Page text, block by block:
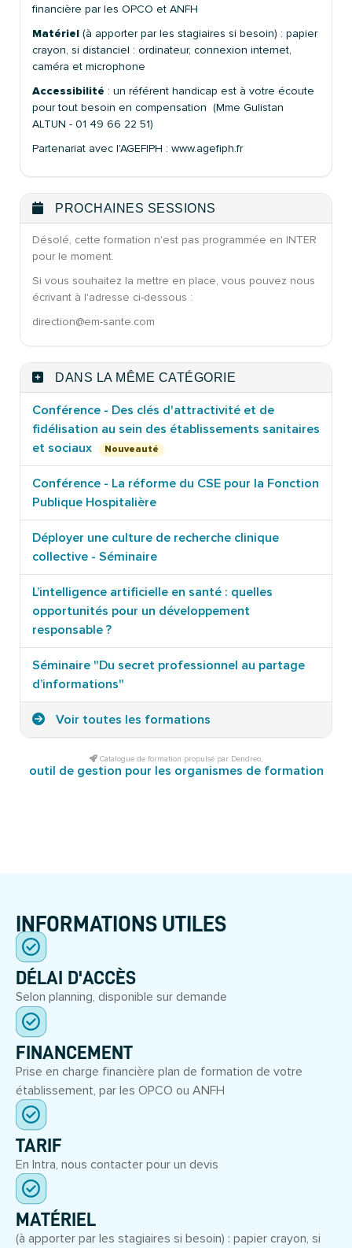
financière par les OPCO et ANFH
Matériel (à apporter par les stagiaires si besoin) : papier
crayon, si distanciel : ordinateur, connexion internet,
caméra et microphone
Accessibilité : un référent handicap est à votre écoute
pour tout besoin en compensation (Mme Gulistan
ALTUN - 01 49 66 22 51)
Partenariat avec l'AGEFIPH : www.agefiph.fr
PROCHAINES SESSIONS
Désolé, cette formation n'est pas programmée en INTER
pour le moment.
Si vous souhaitez la mettre en place, vous pouvez nous
écrivant à l'adresse ci-dessous :
direction@em-sante.com
DANS LA MÊME CATÉGORIE
Conférence - Des clés d'attractivité et de
fidélisation au sein des établissements sanitaires
et sociaux
Nouveauté
Conférence - La réforme du CSE pour la Fonction
Publique Hospitalière
Déployer une culture de recherche clinique
collective - Séminaire
L’intelligence artificielle en santé : quelles
opportunités pour un développement
responsable ?
Séminaire "Du secret professionnel au partage
d’informations"
Voir toutes les formations
Catalogue de formation propulsé par Dendreo,
outil de gestion pour les organismes de formation
INFORMATIONS UTILES
DÉLAI D'ACCÈS
Selon planning, disponible sur demande
FINANCEMENT
Prise en charge financière plan de formation de votre
établissement, par les OPCO ou ANFH
TARIF
En Intra, nous contacter pour un devis
MATÉRIEL
(à apporter par les stagiaires si besoin) : papier crayon, si